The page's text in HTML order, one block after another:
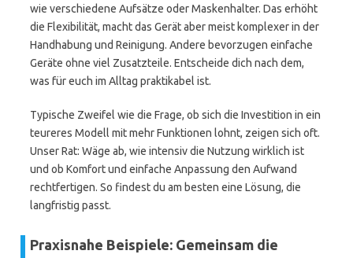
wie verschiedene Aufsätze oder Maskenhalter. Das erhöht
die Flexibilität, macht das Gerät aber meist komplexer in der
Handhabung und Reinigung. Andere bevorzugen einfache
Geräte ohne viel Zusatzteile. Entscheide dich nach dem,
was für euch im Alltag praktikabel ist.
Typische Zweifel wie die Frage, ob sich die Investition in ein
teureres Modell mit mehr Funktionen lohnt, zeigen sich oft.
Unser Rat: Wäge ab, wie intensiv die Nutzung wirklich ist
und ob Komfort und einfache Anpassung den Aufwand
rechtfertigen. So findest du am besten eine Lösung, die
langfristig passt.
Praxisnahe Beispiele: Gemeinsam die